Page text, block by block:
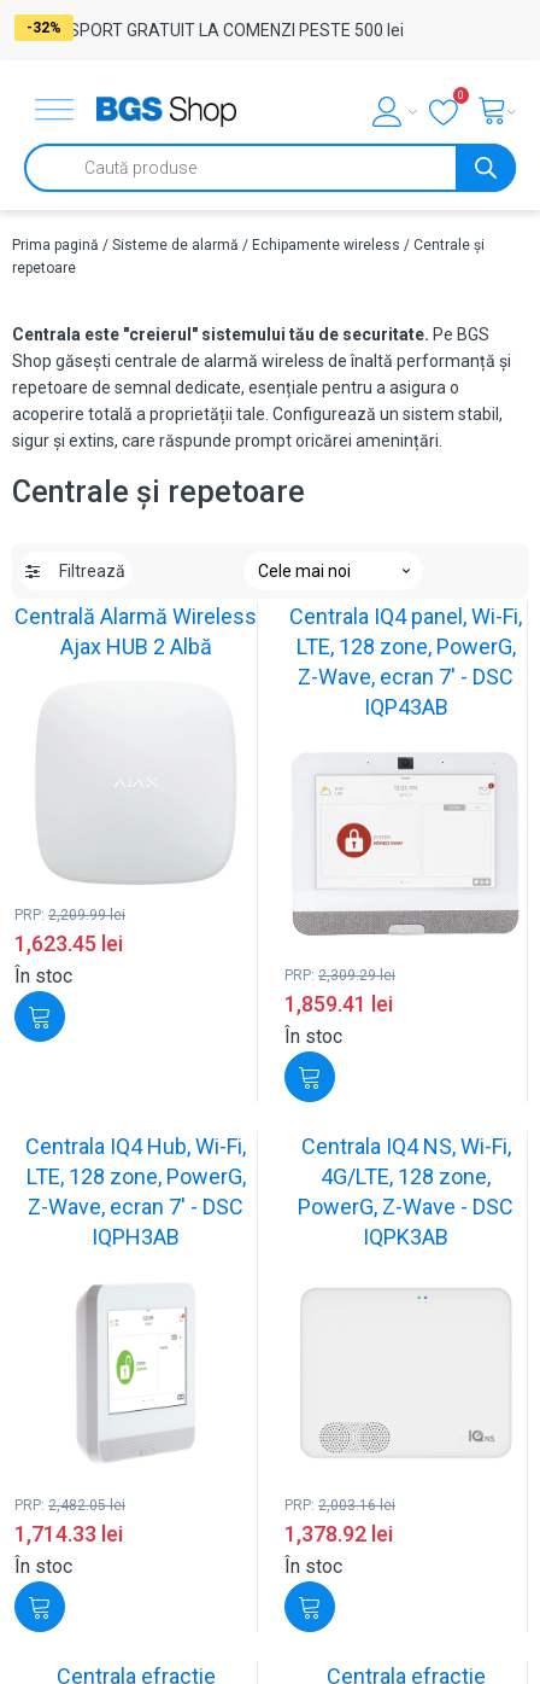
TRANSPORT GRATUIT LA COMENZI PESTE 500 lei
0
Products
search
Prima pagină / Sisteme de alarmă / Echipamente wireless / Centrale și
repetoare
Centrala este "creierul" sistemului tău de securitate. Pe BGS
Shop găsești centrale de alarmă wireless de înaltă performanță și
repetoare de semnal dedicate, esențiale pentru a asigura o
acoperire totală a proprietății tale. Configurează un sistem stabil,
sigur și extins, care răspunde prompt oricărei amenințări.
Centrale și repetoare
Filtrează
-27%
Centrală Alarmă Wireless
Ajax HUB 2 Albă
PRP: 2,209.99lei
1,623.45 lei
În stoc
-19%
Centrala IQ4 panel, Wi-Fi,
LTE, 128 zone, PowerG,
Z-Wave, ecran 7' - DSC
IQP43AB
PRP: 2,309.29lei
1,859.41 lei
În stoc
-31%
Centrala IQ4 Hub, Wi-Fi,
LTE, 128 zone, PowerG,
Z-Wave, ecran 7' - DSC
IQPH3AB
PRP: 2,482.05lei
1,714.33 lei
În stoc
-31%
Centrala IQ4 NS, Wi-Fi,
4G/LTE, 128 zone,
PowerG, Z-Wave - DSC
IQPK3AB
PRP: 2,003.16lei
1,378.92 lei
În stoc
-31%
Centrala efractie
-31%
Centrala efractie
-31%
-31%
-31%
-31%
-31%
-32%
-32%
-15%
-34%
-34%
-34%
-34%
-32%
-32%
-32%